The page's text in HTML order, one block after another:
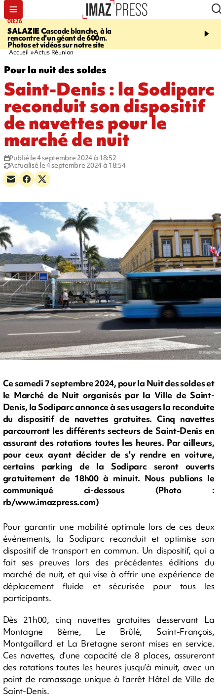
08:26
SALAZIECascade blanche, à la
rencontre d'un géant de 600m.
Photos et vidéos sur notre site
12:10
La karavane
débarque dans les
Accueil Actus Réunion
Pour la nuit des soldes
Saint-Denis : la Sodiparc
reconduit son dispositif
de navettes pour le
marché de nuit
Publié le 4 septembre 2024 à 18:52
Actualisé le 4 septembre 2024 à 18:54
Ce samedi 7 septembre 2024, pour la Nuit des soldes et
le Marché de Nuit organisés par la Ville de Saint-
Denis, la Sodiparc annonce à ses usagers la reconduite
du dispositif de navettes gratuites. Cinq navettes
parcourront les différents secteurs de Saint-Denis en
assurant des rotations toutes les heures. Par ailleurs,
pour ceux ayant décider de s'y rendre en voiture,
certains parking de la Sodiparc seront ouverts
gratuitement de 18h00 à minuit. Nous publions le
communiqué ci-dessous (Photo :
rb/www.imazpress.com)
Pour garantir une mobilité optimale lors de ces deux
événements, la Sodiparc reconduit et optimise son
dispositif de transport en commun. Un dispositif, qui a
fait ses preuves lors des précédentes éditions du
marché de nuit, et qui vise à offrir une expérience de
déplacement fluide et sécurisée pour tous les
participants.
Dès 21h00, cinq navettes gratuites desservant La
Montagne 8ème, Le Brûlé, Saint-François,
Montgaillard et La Bretagne seront mises en service.
Ces navettes, d’une capacité de 8 places, assureront
des rotations toutes les heures jusqu’à minuit, avec un
point de ramassage unique à l’arrêt Hôtel de Ville de
Saint-Denis.